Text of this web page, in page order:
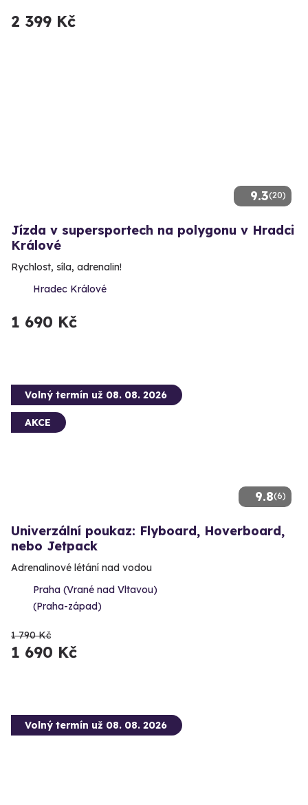
2 399 Kč
9.3(20)
Jízda v supersportech na polygonu v Hradci
Králové
Rychlost, síla, adrenalin!
Hradec Králové
1 690 Kč
9.8(6)
Volný termín už 08. 08. 2026
AKCE
Univerzální poukaz: Flyboard, Hoverboard,
nebo Jetpack
Adrenalinové létání nad vodou
Praha (Vrané nad Vltavou)
(Praha-západ)
1 790 Kč
1 690 Kč
Volný termín už 08. 08. 2026